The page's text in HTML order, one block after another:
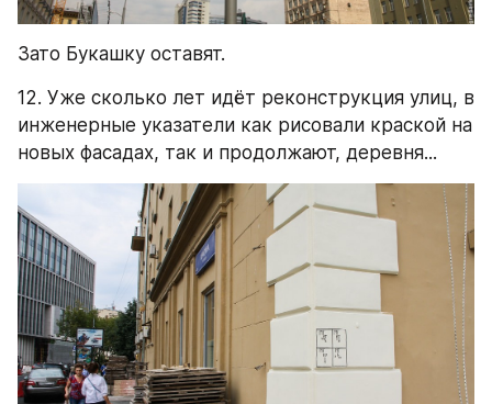
Зато Букашку оставят.
12. Уже сколько лет идёт реконструкция улиц, в
инженерные указатели как рисовали краской на
новых фасадах, так и продолжают, деревня...